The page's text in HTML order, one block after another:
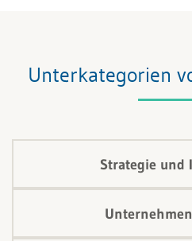
Unterkategorien
Strategie und